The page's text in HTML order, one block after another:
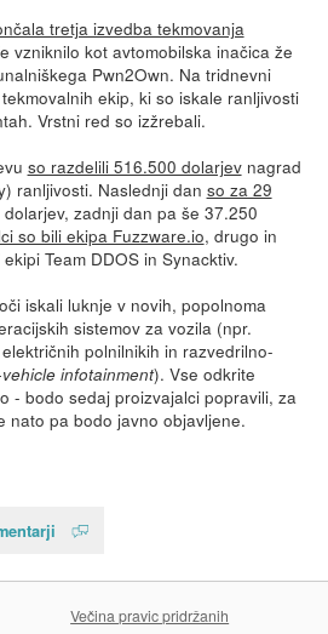
tretja izvedba tekmovanja
vzniknilo kot avtomobilska inačica že
Pwn2Own. Na tridnevni
ekip, ki so iskale ranljivosti
Vrstni red so izžrebali.
so razdelili 516.500 dolarjevnagrad
ranljivosti. Naslednji dan so za 29
zadnji dan pa še 37.250
so bili ekipa Fuzzware.io, drugo in
Team DDOS in Synacktiv.
iskali luknje v novih, popolnoma
sistemov za vozila (npr.
polnilnikih in razvedrilno-
infotainment). Vse odkrite
- bodo sedaj proizvajalci popravili, za
nato pa bodo javno objavljene.
Večina pravic pridržanih